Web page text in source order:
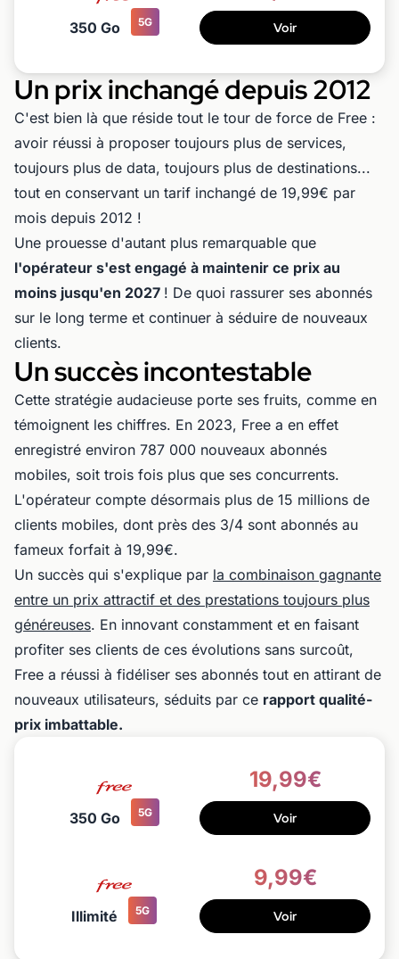
350 Go 5G Voir
Un prix inchangé depuis 2012
C'est bien là que réside tout le tour de force de Free :
avoir réussi à proposer toujours plus de services,
toujours plus de data, toujours plus de destinations...
tout en conservant un tarif inchangé de 19,99€ par
mois depuis 2012 !
Une prouesse d'autant plus remarquable que
l'opérateur s'est engagé à maintenir ce prix au
moins jusqu'en 2027 ! De quoi rassurer ses abonnés
sur le long terme et continuer à séduire de nouveaux
clients.
Un succès incontestable
Cette stratégie audacieuse porte ses fruits, comme en
témoignent les chiffres. En 2023, Free a en effet
enregistré environ 787 000 nouveaux abonnés
mobiles, soit trois fois plus que ses concurrents.
L'opérateur compte désormais plus de 15 millions de
clients mobiles, dont près des 3/4 sont abonnés au
fameux forfait à 19,99€.
Un succès qui s'explique par la combinaison gagnante
entre un prix attractif et des prestations toujours plus
généreuses. En innovant constamment et en faisant
profiter ses clients de ces évolutions sans surcoût,
Free a réussi à fidéliser ses abonnés tout en attirant de
nouveaux utilisateurs, séduits par ce rapport qualité-
prix imbattable.
350 Go 5G
19,99€
Voir
Illimité 5G
9,99€
Voir